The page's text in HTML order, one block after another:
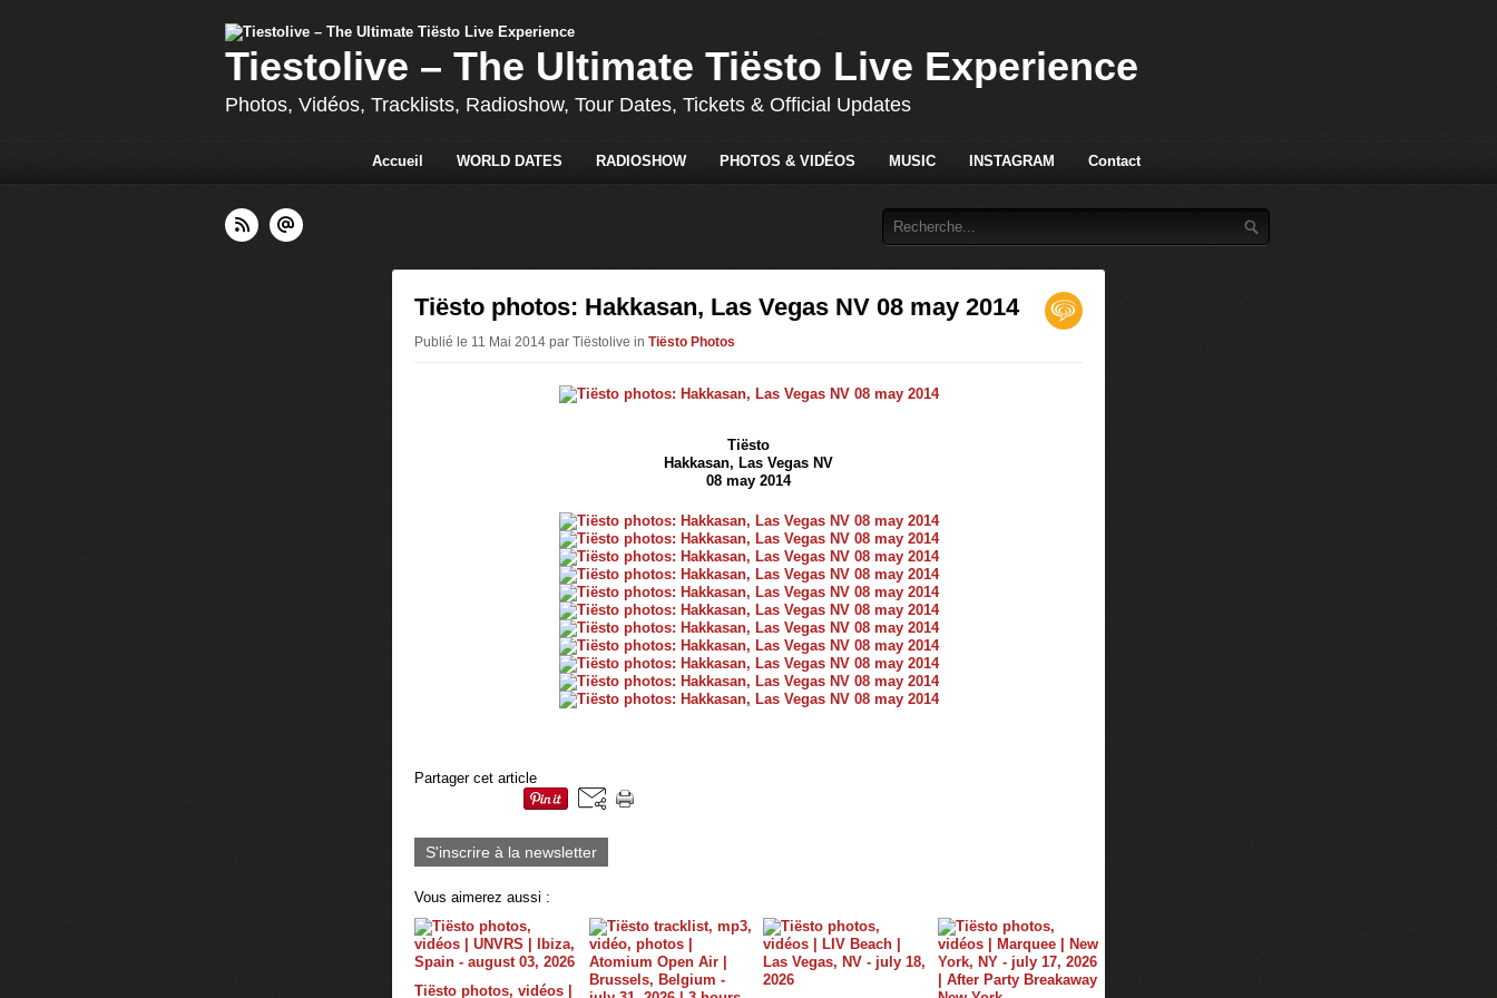
Tiestolive – The Ultimate Tiësto Live Experience
Photos, Vidéos, Tracklists, Radioshow, Tour Dates, Tickets & Official Updates
Accueil WORLD DATES RADIOSHOW PHOTOS & VIDÉOS MUSIC INSTAGRAM Contact
Tiësto photos: Hakkasan, Las Vegas NV 08 may 2014
Publié le 11 Mai 2014 par Tiëstolive in Tiësto Photos
Tiësto
Hakkasan, Las Vegas NV
08 may 2014
Partager cet article
S'inscrire à la newsletter
Vous aimerez aussi :
Tiësto photos, vidéos |